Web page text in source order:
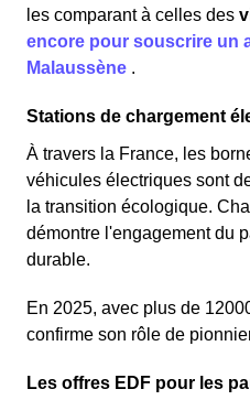
les comparant à celles des
encore pour souscrire un
Malaussène .
Stations de chargement
À travers la France, les
véhicules électriques sont
la transition écologique.
démontre l'engagement du
durable.
En 2025, avec plus de
confirme son rôle de
Les offres EDF pour les